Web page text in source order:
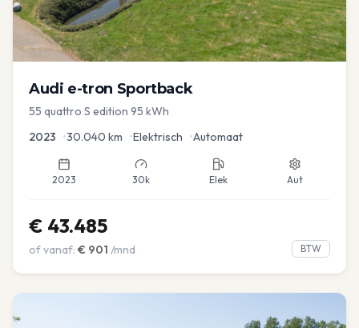
Audi e-tron Sportback
55 quattro S edition 95 kWh
2023 •30.040 km •Elektrisch •Automaat
2023 30k Elek Aut
€ 43.485
of vanaf: € 901 /mnd BTW